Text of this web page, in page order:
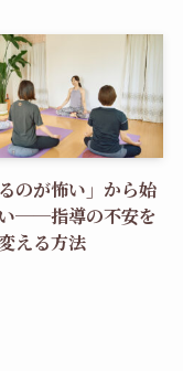
るのが怖い」から始
──指導の不安を
える方法